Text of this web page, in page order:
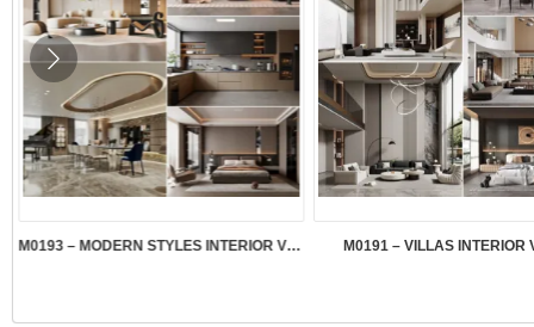
M0193 – MODERN STYLES INTERIOR VOL.5 M0191 – VILLAS INTERIOR